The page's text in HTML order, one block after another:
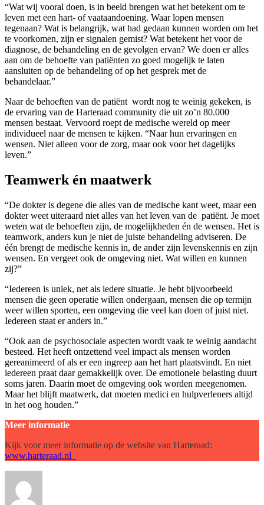
“Wat wij vooral doen, is in beeld brengen wat het betekent om te
leven met een hart- of vaataandoening. Waar lopen mensen
tegenaan? Wat is belangrijk, wat had gedaan kunnen worden om het
te voorkomen, zijn er signalen gemist? Wat betekent het voor de
diagnose, de behandeling en de gevolgen ervan? We doen er alles
aan om de behoefte van patiënten zo goed mogelijk te laten
aansluiten op de behandeling of op het gesprek met de
behandelaar.”
Naar de behoeften van de patiënt wordt nog te weinig gekeken, is
de ervaring van de Harteraad community die uit zo’n 80.000
mensen bestaat. Vervoord roept de medische wereld op meer
individueel naar de mensen te kijken. “Naar hun ervaringen en
wensen. Niet alleen voor de zorg, maar ook voor het dagelijks
leven.”
Teamwerk én maatwerk
“De dokter is degene die alles van de medische kant weet, maar een
dokter weet uiteraard niet alles van het leven van de patiënt. Je moet
weten wat de behoeften zijn, de mogelijkheden én de wensen. Het is
teamwork, anders kun je niet de juiste behandeling adviseren. De
één brengt de medische kennis in, de ander zijn levenskennis en zijn
wensen. En vergeet ook de omgeving niet. Wat willen en kunnen
zij?”
“Iedereen is uniek, net als iedere situatie. Je hebt bijvoorbeeld
mensen die geen operatie willen ondergaan, mensen die op termijn
weer willen sporten, een omgeving die veel kan doen of juist niet.
Iedereen staat er anders in.”
“Ook aan de psychosociale aspecten wordt vaak te weinig aandacht
besteed. Het heeft ontzettend veel impact als mensen worden
gereanimeerd of als er een ingreep aan het hart plaatsvindt. En niet
iedereen praat daar gemakkelijk over. De emotionele belasting duurt
soms jaren. Daarin moet de omgeving ook worden meegenomen.
Maar het blijft maatwerk, dat moeten medici en hulpverleners altijd
in het oog houden.”
Meer informatie
Kijk voor meer informatie op de website van Harteraad:
www.harteraad.nl